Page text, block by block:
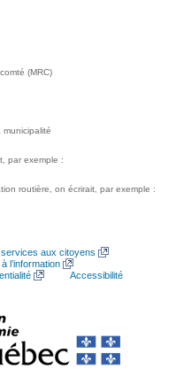
(MRC)
par exemple :
routière, on écrirait, par exemple :
aux citoyens
l’information
Accessibilité